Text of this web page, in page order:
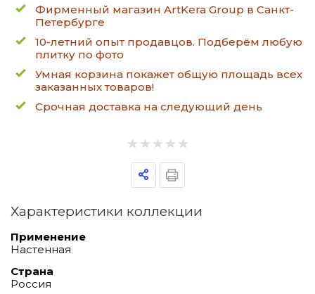
Фирменный магазин ArtKera Group в Санкт-
Петербурге
10-летний опыт продавцов. Подберём любую
плитку по фото
Умная корзина покажет общую площадь всех
заказанных товаров!
Срочная доставка на следующий день
Характеристики коллекции
Применение
Настенная
Страна
Россия